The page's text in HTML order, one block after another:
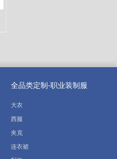
全品类定制-职业装制服
大衣
西服
夹克
连衣裙